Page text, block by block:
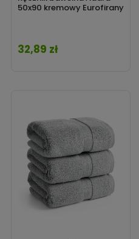
50x90 kremowy Eurofirany
Cena
32,89 zł